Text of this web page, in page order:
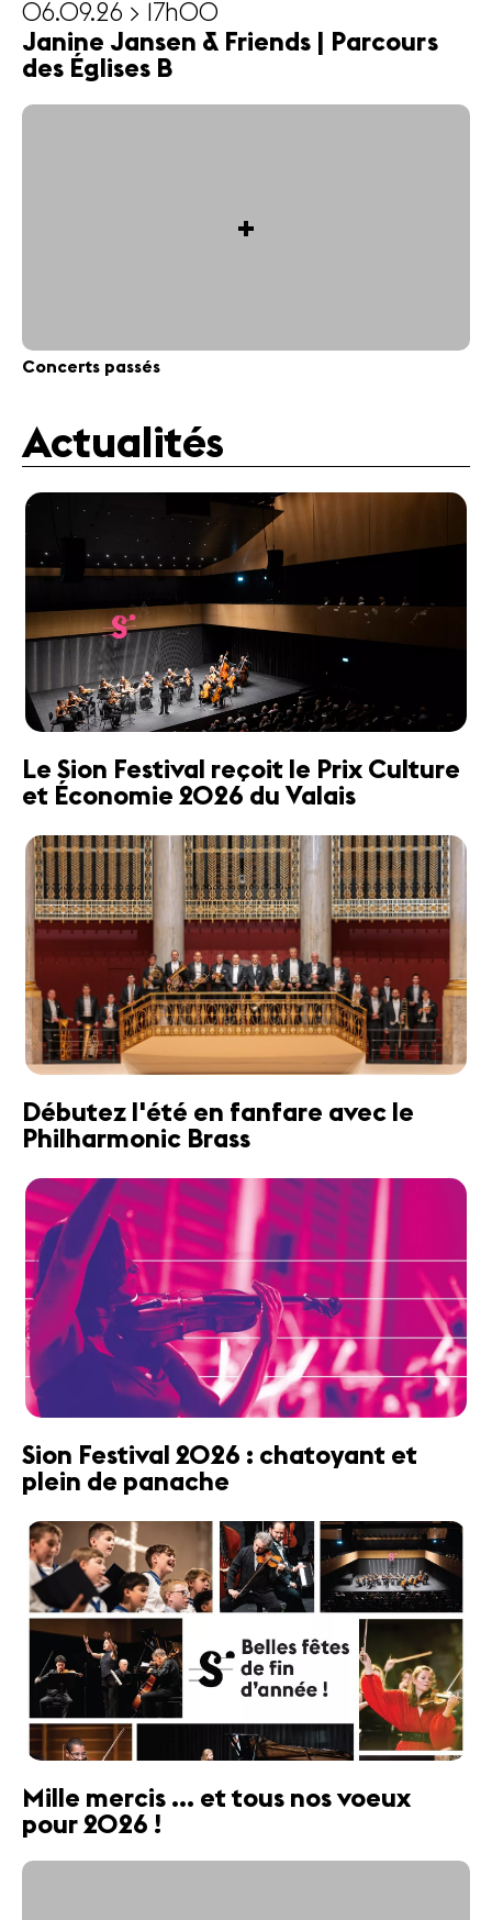
06.09.26 > 17h00
Janine Jansen & Friends | Parcours
des Églises B
+
Concerts passés
Actualités
Le Sion Festival reçoit le Prix Culture
et Économie 2026 du Valais
Débutez l'été en fanfare avec le
Philharmonic Brass
Sion Festival 2026 : chatoyant et
plein de panache
Mille mercis ... et tous nos voeux
pour 2026 !